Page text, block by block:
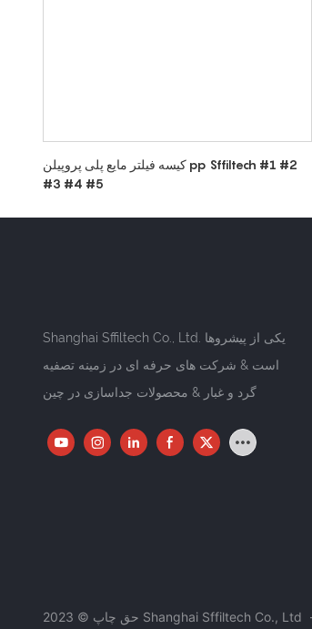
کیسه فیلتر مایع پلی پروپیلن pp Sffiltech #1 #2
#3 #4 #5
Shanghai Sffiltech Co., Ltd. یکی از پیشروها
است & شرکت های حرفه ای در زمینه تصفیه
گرد و غبار & محصولات جداسازی در چین
حق چاپ © 2023 Shanghai Sffiltech Co., Ltd